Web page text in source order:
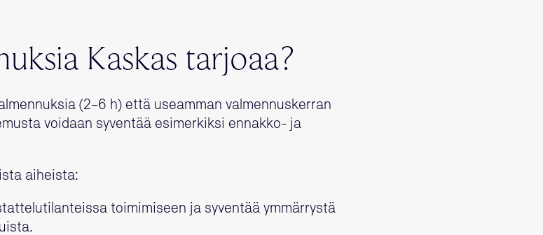
Kaskas tarjoaa?
(2–6 h) että useamman valmennuskerran
voidaan syventää esimerkiksi ennakko- ja
aiheista:
toimimiseen ja syventää ymmärrystä